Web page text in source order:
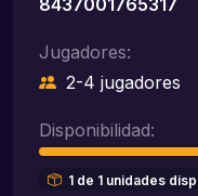
8437001765317
Jugadores:
2-4 jugadores
Disponibilidad:
1 de 1 unidades